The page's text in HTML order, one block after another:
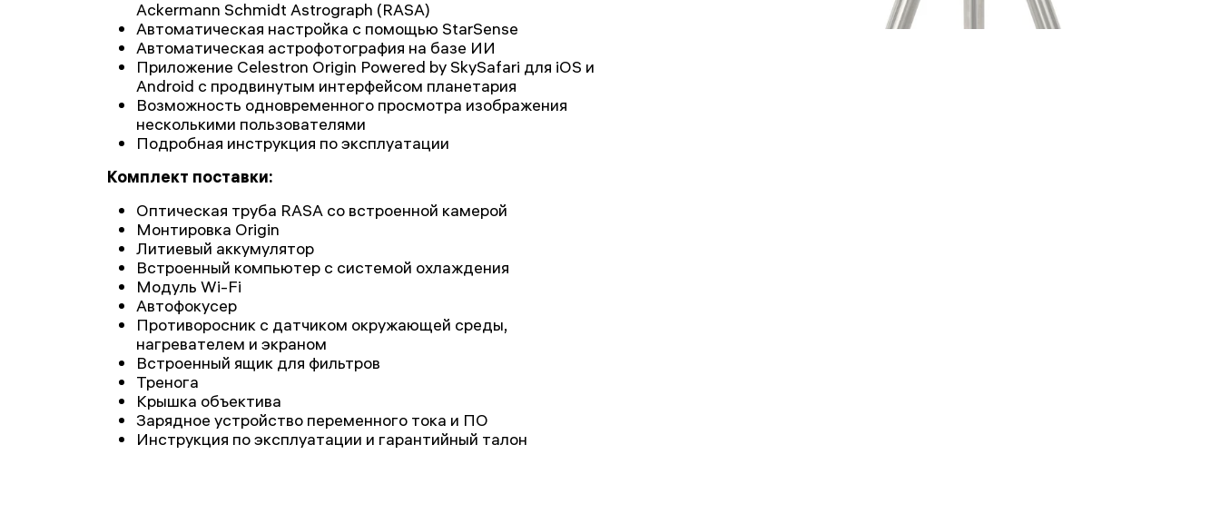
Ackermann Schmidt Astrograph (RASA)
Автоматическая настройка с помощью StarSense
Автоматическая астрофотография на базе ИИ
Приложение Celestron Origin Powered by SkySafari для iOS и
Android с продвинутым интерфейсом планетария
Возможность одновременного просмотра изображения
несколькими пользователями
Подробная инструкция по эксплуатации
Комплект поставки:
Оптическая труба RASA со встроенной камерой
Монтировка Origin
Литиевый аккумулятор
Встроенный компьютер с системой охлаждения
Модуль Wi-Fi
Автофокусер
Противоросник с датчиком окружающей среды,
нагревателем и экраном
Встроенный ящик для фильтров
Тренога
Крышка объектива
Зарядное устройство переменного тока и ПО
Инструкция по эксплуатации и гарантийный талон